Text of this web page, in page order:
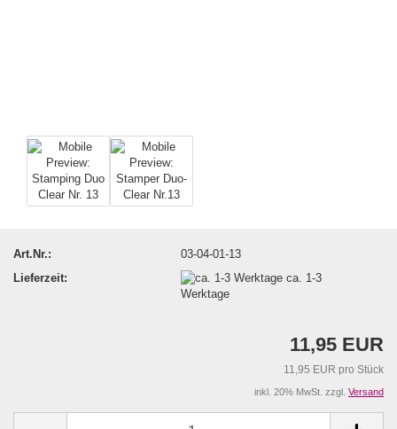
Art.Nr.:
03-04-01-13
Lieferzeit:
ca. 1-3
Werktage
11,95 EUR
11,95 EUR pro Stück
inkl. 20% MwSt. zzgl. Versand